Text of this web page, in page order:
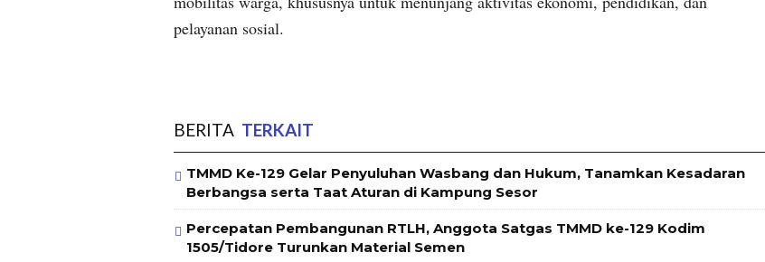
pelayanan sosial.
BERITA TERKAIT
TMMD Ke-129 Gelar Penyuluhan Wasbang dan Hukum, Tanamkan Kesadaran
Berbangsa serta Taat Aturan di Kampung Sesor
Percepatan Pembangunan RTLH, Anggota Satgas TMMD ke-129 Kodim
1505/Tidore Turunkan Material Semen